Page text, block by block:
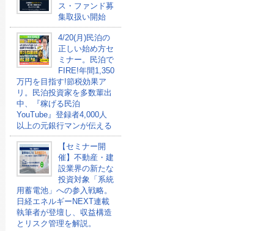
ス・ファンド募
集取扱い開始
4/20(月)民泊の
正しい始め方セ
ミナー。民泊で
FIRE!年間1,350
万円を目指す!節税効果ア
リ。民泊投資家を多数輩出
中、『稼げる民泊
YouTube』登録者4,000人
以上の元銀行マンが伝える
【セミナー開
催】不動産・建
設業界の新たな
投資対象「系統
用蓄電池」への参入戦略。
日経エネルギーNEXT連載
執筆者が登壇し、収益構造
とリスク管理を解説。